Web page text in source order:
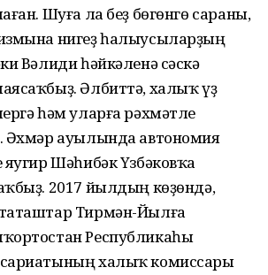
Шуға ла беҙ бөгөнгө сараны,
нигеҙ һалыусыларҙың
Вәлиди һәйкәленә сәскә
Әлбиттә, халыҡ үҙ
һәм уларға рәхмәтле
Әхмәр ауылында автономия
яугир Шәһибәк Үзбәковҡа
2017 йылдың көҙөндә,
Тирмән-Йылға
Республикаһы
халыҡ комиссары